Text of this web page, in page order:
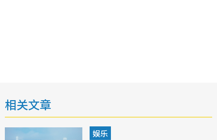
相关文章
娱乐